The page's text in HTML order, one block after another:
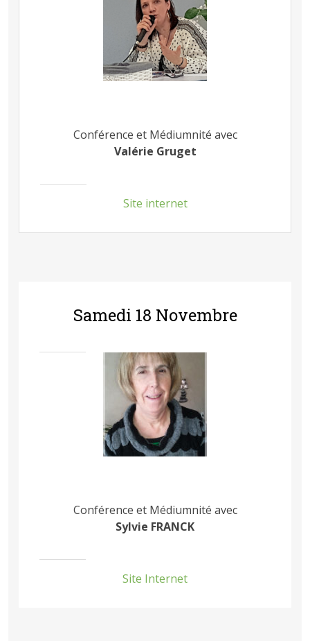
Conférence et Médiumnité avec
Valérie Gruget
Site internet
Samedi 18 Novembre
Conférence et Médiumnité avec
Sylvie FRANCK
Site Internet